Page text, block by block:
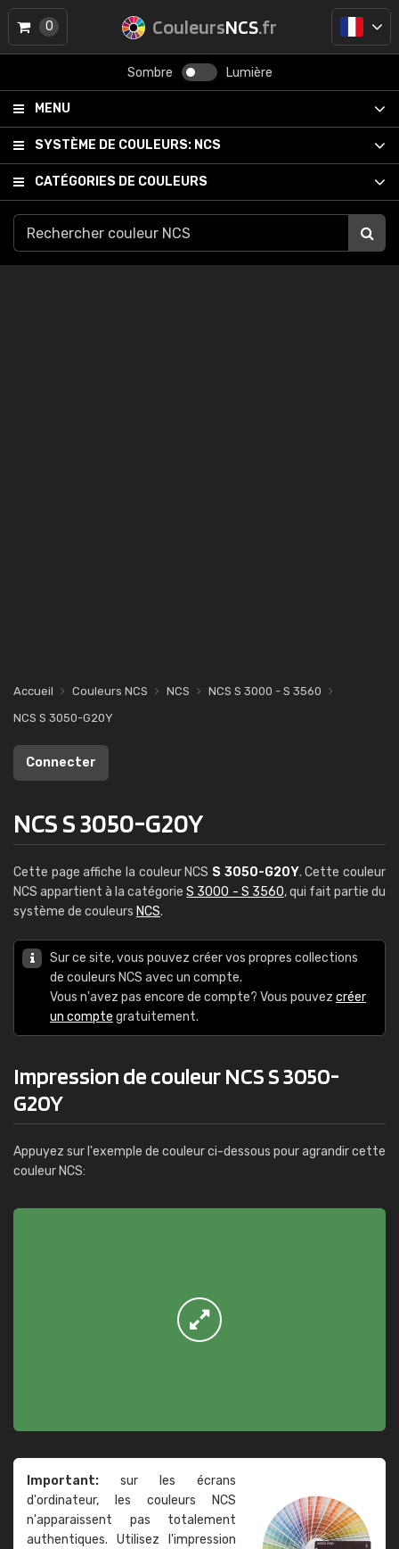
CouleursNCS.fr
Sombre Lumière
MENU
SYSTÈME DE COULEURS: NCS
CATÉGORIES DE COULEURS
0
Accueil Couleurs NCS NCS
NCS S 3000 - S 3560
NCS S 3050-G20Y
Connecter
NCS S 3050-G20Y
Cette page affiche la couleur NCS S 3050-G20Y. Cette couleur
NCS appartient à la catégorieS 3000 - S 3560, qui fait partie du
système de couleurs NCS.
Sur ce site, vous pouvez créer vos propres collections
de couleurs NCS avec un compte.
Vous n'avez pas encore de compte? Vous pouvez créer
un compte gratuitement.
Impression de couleur NCS S 3050-
G20Y
Appuyez sur l'exemple de couleur ci-dessous pour agrandir cette
couleur NCS:
Important: sur les écrans
d'ordinateur, les couleurs NCS
n'apparaissent pas totalement
authentiques. Utilisez l'impression